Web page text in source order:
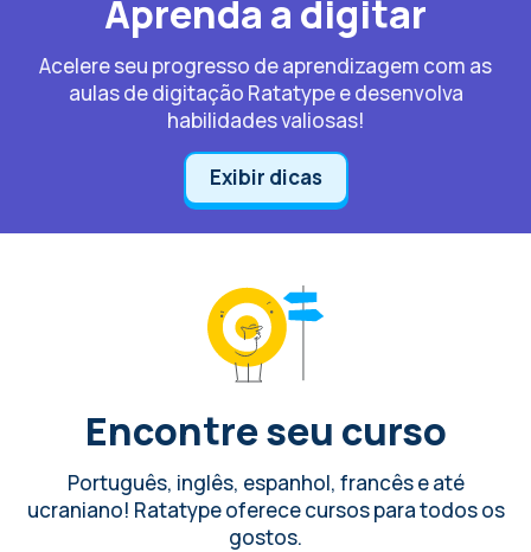
Aprenda a digitar
Acelere seu progresso de aprendizagem com as
aulas de digitação Ratatype e desenvolva
habilidades valiosas!
Exibir dicas
Encontre seu curso
Português, inglês, espanhol, francês e até
ucraniano! Ratatype oferece cursos para todos os
gostos.